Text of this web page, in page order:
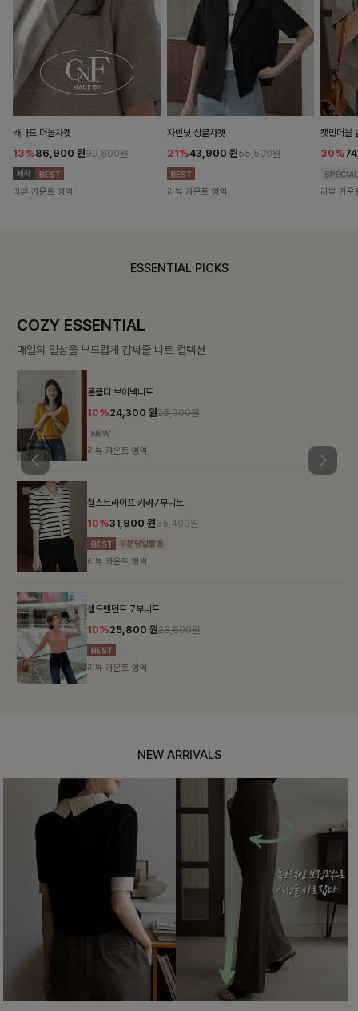
래나드 더블자켓
13%86,900 원99,800원
리뷰 카운트 영역
자빈닛 싱글자켓
21%43,900 원55,500원
리뷰 카운트 영역
캣민더블
30%
리뷰 카운
ESSENTIAL PICKS
COZY ESSENTIAL
매일의 일상을 부드럽게 감싸줄 니트 컬렉션
론클디 브이넥니트
10%24,300원26,900원
리뷰 카운트 영역
칠스트라이프 카라7부니트
10%31,900원35,400원
리뷰 카운트 영역
셀드펜던트 7부니트
10%25,800원28,600원
리뷰 카운트 영역
NEW ARRIVALS